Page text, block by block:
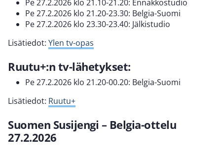
Pe 27.2.2026 klo 21.10-21.20: Ennakkostudio
Pe 27.2.2026 klo 21.20-23.30: Belgia-Suomi
Pe 27.2.2026 klo 23.30-23.40: Jälkistudio
Lisätiedot: Ylen tv-opas
Ruutu+:n tv-lähetykset:
Pe 27.2.2026 klo 21.20-00.20: Belgia-Suomi
Lisätiedot: Ruutu+
Suomen Susijengi – Belgia-ottelu
27.2.2026